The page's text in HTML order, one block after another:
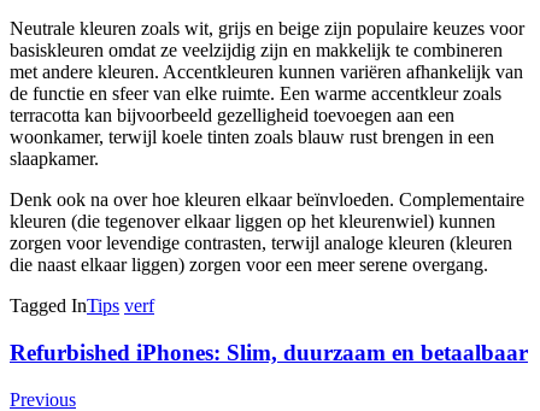
Neutrale kleuren zoals wit, grijs en beige zijn populaire keuzes voor
basiskleuren omdat ze veelzijdig zijn en makkelijk te combineren
met andere kleuren. Accentkleuren kunnen variëren afhankelijk van
de functie en sfeer van elke ruimte. Een warme accentkleur zoals
terracotta kan bijvoorbeeld gezelligheid toevoegen aan een
woonkamer, terwijl koele tinten zoals blauw rust brengen in een
slaapkamer.
Denk ook na over hoe kleuren elkaar beïnvloeden. Complementaire
kleuren (die tegenover elkaar liggen op het kleurenwiel) kunnen
zorgen voor levendige contrasten, terwijl analoge kleuren (kleuren
die naast elkaar liggen) zorgen voor een meer serene overgang.
Tagged InTips verf
Post
Navigation
Refurbished iPhones: Slim, duurzaam en betaalbaar
Previous